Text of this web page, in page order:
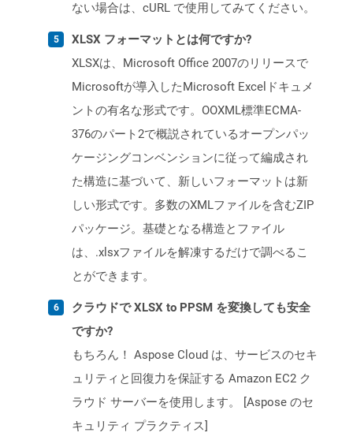
ない場合は、cURL で使用してみてください。
XLSX フォーマットとは何ですか?
XLSXは、Microsoft Office 2007のリリースで
Microsoftが導入したMicrosoft Excelドキュメ
ントの有名な形式です。OOXML標準ECMA-
376のパート2で概説されているオープンパッ
ケージングコンベンションに従って編成され
た構造に基づいて、新しいフォーマットは新
しい形式です。多数のXMLファイルを含むZIP
パッケージ。基礎となる構造とファイル
は、.xlsxファイルを解凍するだけで調べるこ
とができます。
クラウドで XLSX to PPSM を変換しても安全
ですか?
もちろん！ Aspose Cloud は、サービスのセキ
ュリティと回復力を保証する Amazon EC2 ク
ラウド サーバーを使用します。 [Aspose のセ
キュリティ プラクティス]